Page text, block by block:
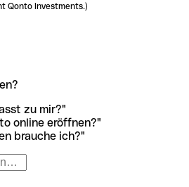
Qonto Investments.)
zu mir?"
online eröffnen?"
brauche ich?"